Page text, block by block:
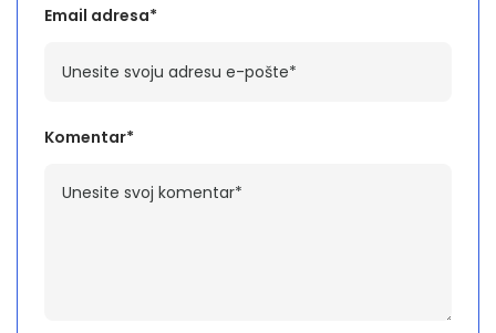
Komentar*
Email adresa*